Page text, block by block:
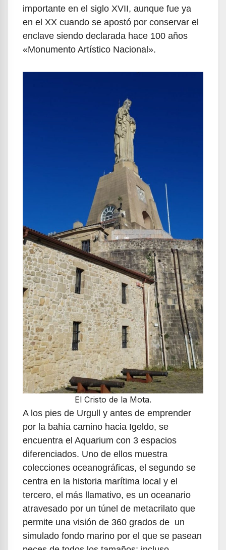
importante en el siglo XVII, aunque fue ya
en el XX cuando se apostó por conservar el
enclave siendo declarada hace 100 años
«Monumento Artístico Nacional».
El Cristo de la Mota.
A los pies de Urgull y antes de emprender
por la bahía camino hacia Igeldo, se
encuentra el Aquarium con 3 espacios
diferenciados. Uno de ellos muestra
colecciones oceanográficas, el segundo se
centra en la historia marítima local y el
tercero, el más llamativo, es un oceanario
atravesado por un túnel de metacrilato que
permite una visión de 360 grados de un
simulado fondo marino por el que se pasean